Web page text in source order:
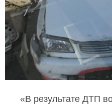
«В результате ДТП